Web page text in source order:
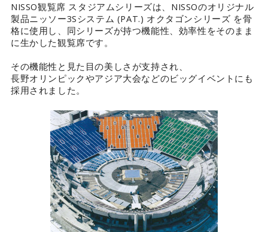
NISSO観覧席 スタジアムシリーズは、NISSOのオリジナル
製品ニッソー3Sシステム (PAT.) オクタゴンシリーズ を骨
格に使用し、同シリーズが持つ機能性、効率性をそのまま
に生かした観覧席です。
その機能性と見た目の美しさが支持され、
長野オリンピックやアジア大会などのビッグイベントにも
採用されました。